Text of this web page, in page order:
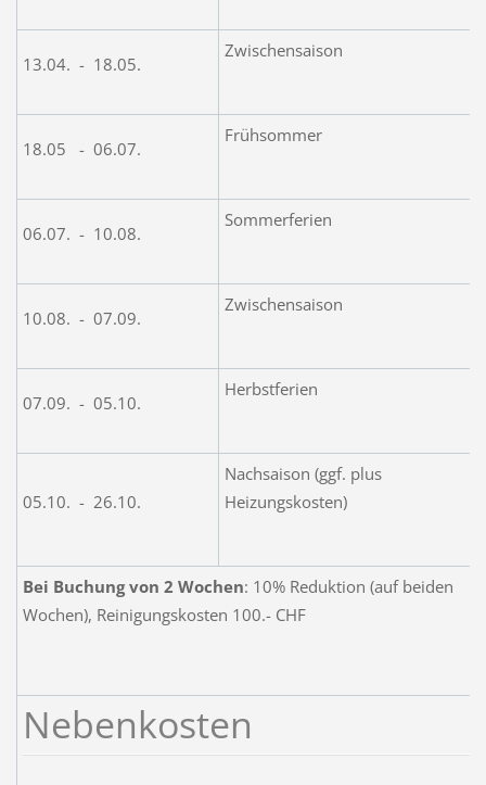
13.04. - 18.05.
Zwischensaison
18.05 - 06.07.
Frühsommer
06.07. - 10.08.
Sommerferien
10.08. - 07.09.
Zwischensaison
07.09. - 05.10.
Herbstferien
05.10. - 26.10.
Nachsaison (ggf. plus
Heizungskosten)
Bei Buchung von 2 Wochen: 10% Reduktion (auf beiden
Wochen), Reinigungskosten 100.- CHF
Nebenkosten